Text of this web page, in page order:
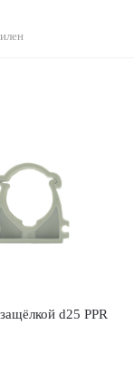
d25 PPR